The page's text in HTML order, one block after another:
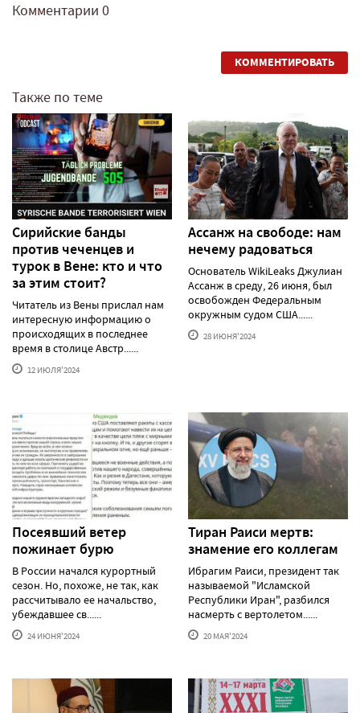
Комментарии 0
КОММЕНТИРОВАТЬ
Также по теме
Сирийские банды
против чеченцев и
турок в Вене: кто и что
за этим стоит?
Читатель из Вены прислал нам
интересную информацию о
происходящих в последнее
время в столице Австр......
12 ИЮЛЯ'2024
Ассанж на свободе: нам
нечему радоваться
Основатель WikiLeaks Джулиан
Ассанж в среду, 26 июня, был
освобожден Федеральным
окружным судом США......
28 ИЮНЯ'2024
Посеявший ветер
пожинает бурю
В России начался курортный
сезон. Но, похоже, не так, как
рассчитывало ее начальство,
убеждавшее св......
24 ИЮНЯ'2024
Тиран Раиси мертв:
знамение его коллегам
Ибрагим Раиси, президент так
называемой "Исламской
Республики Иран", разбился
насмерть с вертолетом......
20 МАЯ'2024